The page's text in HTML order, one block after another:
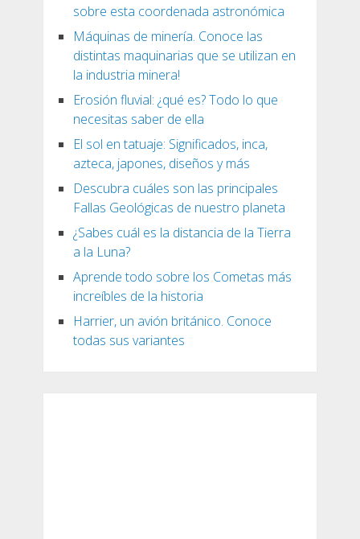
sobre esta coordenada astronómica
Máquinas de minería. Conoce las
distintas maquinarias que se utilizan en
la industria minera!
Erosión fluvial: ¿qué es? Todo lo que
necesitas saber de ella
El sol en tatuaje: Significados, inca,
azteca, japones, diseños y más
Descubra cuáles son las principales
Fallas Geológicas de nuestro planeta
¿Sabes cuál es la distancia de la Tierra
a la Luna?
Aprende todo sobre los Cometas más
increíbles de la historia
Harrier, un avión británico. Conoce
todas sus variantes